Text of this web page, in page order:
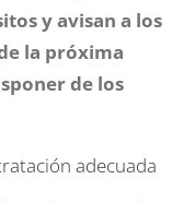
y avisan a los
la próxima
de los
adecuada